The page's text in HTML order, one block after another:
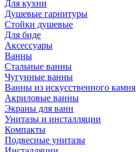
Для кухни
Душевые гарнитуры
Стойки душевые
Для биде
Аксессуары
Ванны
Стальные ванны
Чугунные ванны
Ванны из искусственного камня
Акриловые ванны
Экраны для ванн
Унитазы и инсталляции
Компакты
Подвесные унитазы